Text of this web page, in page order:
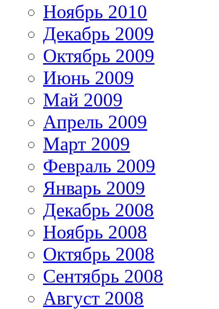
Ноябрь 2010
Декабрь 2009
Октябрь 2009
Июнь 2009
Май 2009
Апрель 2009
Март 2009
Февраль 2009
Январь 2009
Декабрь 2008
Ноябрь 2008
Октябрь 2008
Сентябрь 2008
Август 2008